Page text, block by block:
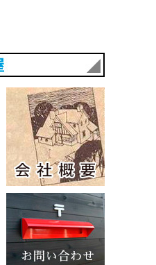
あめりか屋WEBサイト